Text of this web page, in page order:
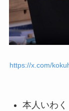
https://x.com/
本人いわ